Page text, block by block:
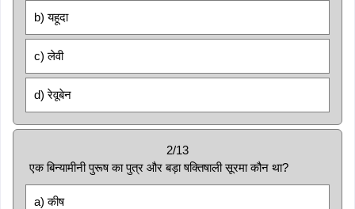
b) यहूदा
c) लेवी
d) रेवूबेन
2/13
एक बिन्यामीनी पुरूष का पुत्र और बड़ा षक्तिषाली सूरमा कौन था?
a) कीष